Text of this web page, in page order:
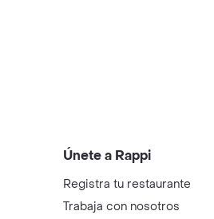
Únete a Rappi
Registra tu restaurante
Trabaja con nosotros